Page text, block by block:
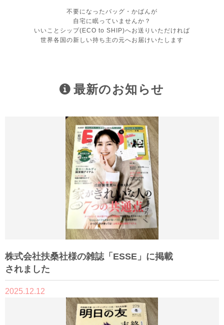
不要になったバッグ・かばんが
自宅に眠っていませんか？
いいことシップ(ECO to SHIP)へお送りいただければ
世界各国の新しい持ち主の元へお届けいたします
最新のお知らせ
株式会社扶桑社様の雑誌「ESSE」に掲載
されました
2025.12.12